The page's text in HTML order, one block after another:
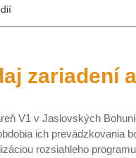
zariadení
V1 v Jaslovských
ich prevádzkovania
rozsiahleho